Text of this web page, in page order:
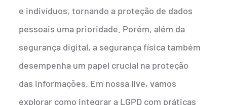
e indivíduos, tornando a proteção de dados
pessoais uma prioridade. Porém, além da
segurança digital, a segurança física também
desempenha um papel crucial na proteção
das informações. Em nossa live, vamos
explorar como integrar a LGPD com práticas